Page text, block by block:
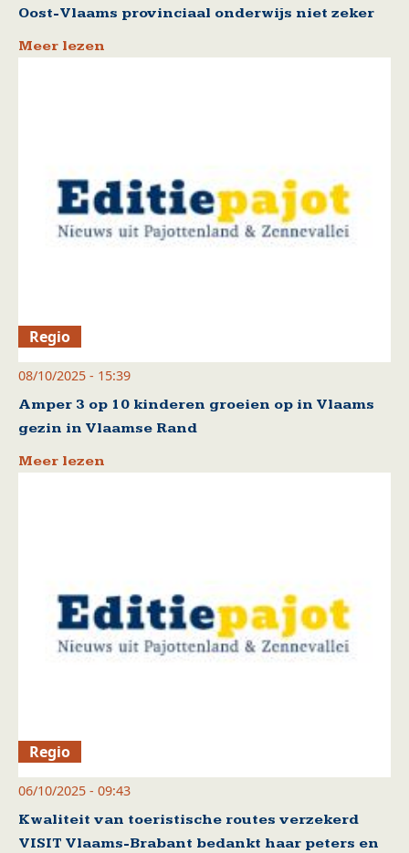
Oost-Vlaams provinciaal onderwijs niet zeker
Meer lezen
Regio
08/10/2025 - 15:39
Amper 3 op 10 kinderen groeien op in Vlaams
gezin in Vlaamse Rand
Meer lezen
Regio
06/10/2025 - 09:43
Kwaliteit van toeristische routes verzekerd
VISIT Vlaams-Brabant bedankt haar peters en